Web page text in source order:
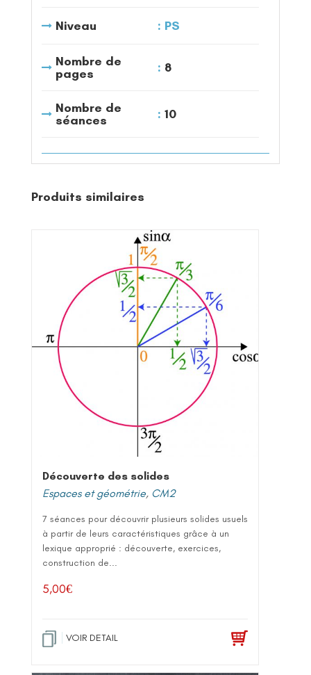
Niveau PS
Nombre de
pages
8
Nombre de
séances
10
Produits similaires
Découverte des solides
Espaces et géométrie, CM2
7 séances pour découvrir plusieurs solides usuels
à partir de leurs caractéristiques grâce à un
lexique approprié : découverte, exercices,
construction de...
5,00€
VOIR DETAIL